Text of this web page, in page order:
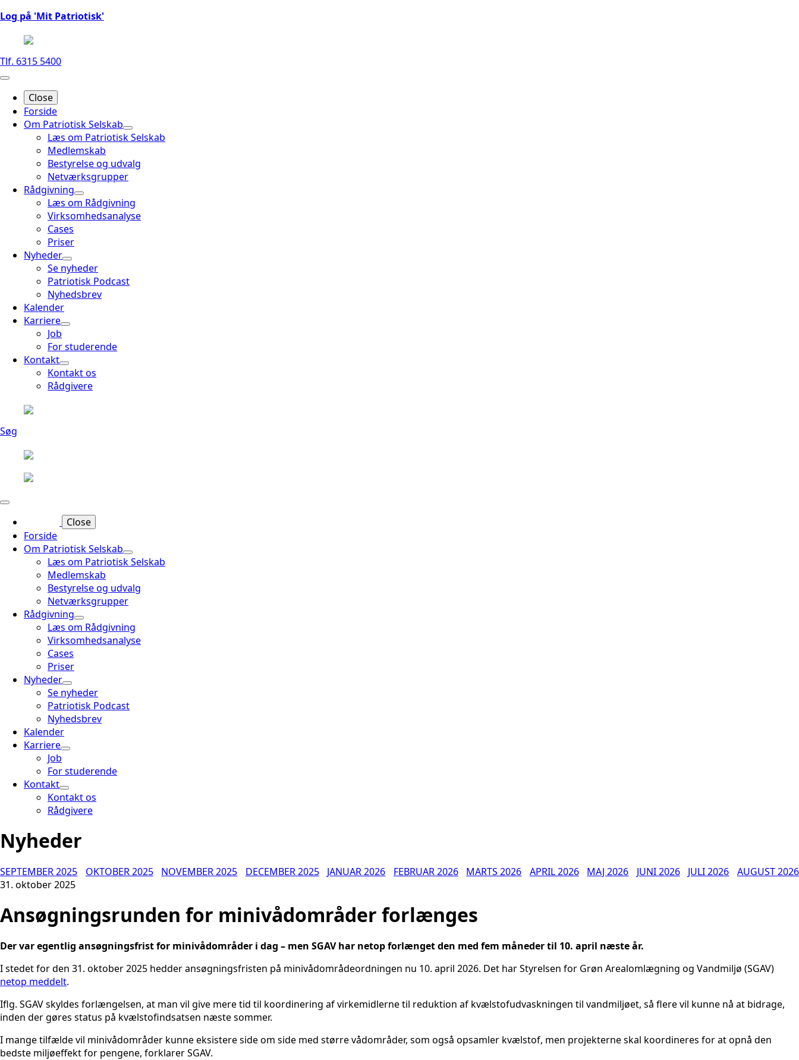
Log på 'Mit Patriotisk'
Tlf. 6315 5400
Close
Forside
Om Patriotisk Selskab
Læs om Patriotisk Selskab
Medlemskab
Bestyrelse og udvalg
Netværksgrupper
Rådgivning
Læs om Rådgivning
Virksomhedsanalyse
Cases
Priser
Nyheder
Se nyheder
Patriotisk Podcast
Nyhedsbrev
Kalender
Karriere
Job
For studerende
Kontakt
Kontakt os
Rådgivere
Søg
Close
Forside
Om Patriotisk Selskab
Læs om Patriotisk Selskab
Medlemskab
Bestyrelse og udvalg
Netværksgrupper
Rådgivning
Læs om Rådgivning
Virksomhedsanalyse
Cases
Priser
Nyheder
Se nyheder
Patriotisk Podcast
Nyhedsbrev
Kalender
Karriere
Job
For studerende
Kontakt
Kontakt os
Rådgivere
Nyheder
AUGUST 2026
JULI 2026
JUNI 2026
MAJ 2026
APRIL 2026
MARTS 2026
FEBRUAR 2026
JANUAR 2026
DECEMBER 2025
NOVEMBER 2025
OKTOBER 2025
SEPTEMBER 2025
31. oktober 2025
Ansøgningsrunden for minivådområder forlænges
Der var egentlig ansøgningsfrist for minivådområder i dag – men SGAV har netop forlænget den med fem måneder til 10. april næste år.
I stedet for den 31. oktober 2025 hedder ansøgningsfristen på minivådområdeordningen nu 10. april 2026. Det har Styrelsen for Grøn Arealomlægning og Vandmiljø (SGAV)
netop meddelt.
Iflg. SGAV skyldes forlængelsen, at man vil give mere tid til koordinering af virkemidlerne til reduktion af kvælstofudvaskningen til vandmiljøet, så flere vil kunne nå at bidrage,
inden der gøres status på kvælstofindsatsen næste sommer.
I mange tilfælde vil minivådområder kunne eksistere side om side med større vådområder, som også opsamler kvælstof, men projekterne skal koordineres for at opnå den
bedste miljøeffekt for pengene, forklarer SGAV.